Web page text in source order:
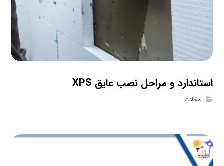
استاندارد و مراحل نصب عایق XPS
مقالات